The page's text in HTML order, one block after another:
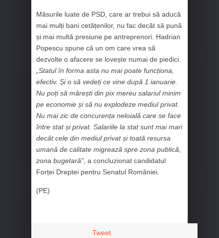
Măsurile luate de PSD, care ar trebui să aducă
mai mulți bani cetățenilor, nu fac decât să pună
și mai multă presiune pe antreprenori. Hadrian
Popescu spune că un om care vrea să
dezvolte o afacere se lovește numai de piedici.
„Statul în forma asta nu mai poate funcționa,
efectiv. Și o să vedeți ce vine după 1 ianuarie.
Nu poți să mărești din pix mereu salariul minim
pe economie și să nu explodeze mediul privat.
Nu mai zic de concurența neloială care se face
între stat și privat. Salariile la stat sunt mai mari
decât cele din mediul privat și toată resursa
umană de calitate migrează spre zona publică,
zona bugetară” , a concluzionat candidatul
Forței Dreptei pentru Senatul României.
(PE)
Tweet